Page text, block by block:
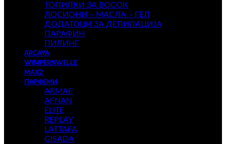
ТОПИЛКИ ЗА ВОСОК
ЛОСИОНИ – МАСЛА – ГЕЛ
ДОДАТОЦИ ЗА ДЕПИЛАЦИЈА
ПАРАФИН
ПИЛИНГ
ARCAYA
WIMPERNWELLE
MAX2
ПАРФЕМИ
ARMAF
AFNAN
ELITE
REPLAY
LATTAFA
GISADA